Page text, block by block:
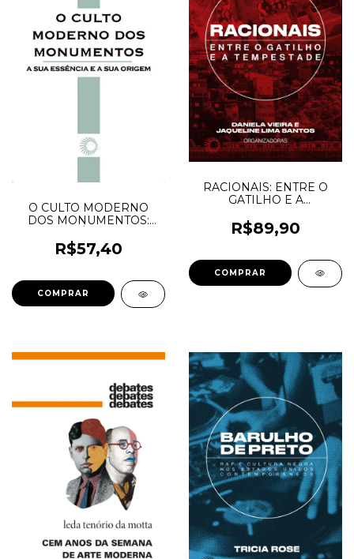
O CULTO MODERNO
DOS MONUMENTOS:
ORIGENS - Riegl, Alois
R$57,40
RACIONAIS: ENTRE O
GATILHO E A
Vieira e Jaqueline Lima
Santos (orgs.)
R$89,90